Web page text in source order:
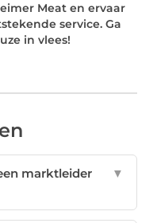
Meat en ervaar
service. Ga
in vlees!
marktleider
▼